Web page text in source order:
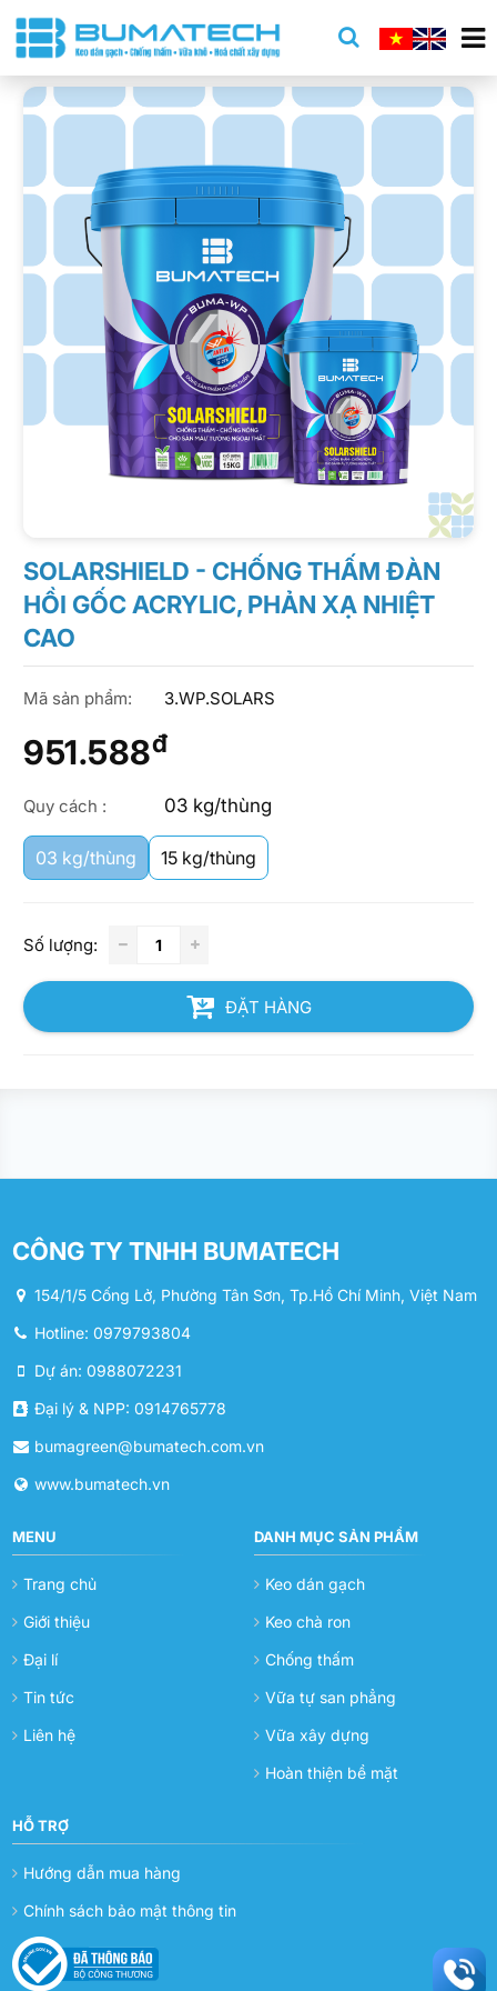
SOLARSHIELD - CHỐNG THẤM ĐÀN
HỒI GỐC ACRYLIC, PHẢN XẠ NHIỆT
CAO
Mã sản phẩm: 3.WP.SOLARS
951.588đ
Quy cách : 03 kg/thùng
03 kg/thùng 15 kg/thùng
Số lượng:
ĐẶT HÀNG
CÔNG TY TNHH BUMATECH
154/1/5 Cống Lở, Phường Tân Sơn, Tp.Hồ Chí Minh, Việt Nam
Hotline: 0979793804
Dự án: 0988072231
Đại lý & NPP: 0914765778
bumagreen@bumatech.com.vn
www.bumatech.vn
MENU
Trang chủ
Giới thiệu
Đại lí
Tin tức
Liên hệ
DANH MỤC SẢN PHẨM
Keo dán gạch
Keo chà ron
Chống thấm
Vữa tự san phẳng
Vữa xây dựng
Hoàn thiện bề mặt
HỖ TRỢ
Hướng dẫn mua hàng
Chính sách bảo mật thông tin